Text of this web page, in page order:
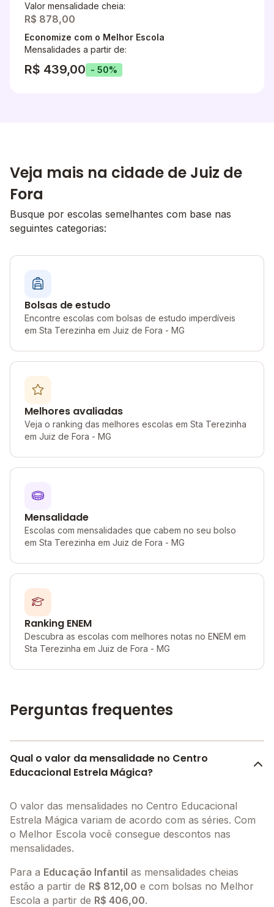
Valor mensalidade cheia:
R$ 878,00
Economize com o Melhor Escola
Mensalidades a partir de:
R$ 439,00 - 50%
Veja mais na cidade de Juiz de
Fora
Busque por escolas semelhantes com base nas
seguintes categorias:
Bolsas de estudo
Encontre escolas com bolsas de estudo imperdíveis
em Sta Terezinha em Juiz de Fora - MG
Melhores avaliadas
Veja o ranking das melhores escolas em Sta Terezinha
em Juiz de Fora - MG
Mensalidade
Escolas com mensalidades que cabem no seu bolso
em Sta Terezinha em Juiz de Fora - MG
Ranking ENEM
Descubra as escolas com melhores notas no ENEM em
Sta Terezinha em Juiz de Fora - MG
Perguntas frequentes
Qual o valor da mensalidade no Centro
Educacional Estrela Mágica?
O valor das mensalidades no Centro Educacional
Estrela Mágica variam de acordo com as séries. Com
o Melhor Escola você consegue descontos nas
mensalidades.
Para a Educação Infantil as mensalidades cheias
estão a partir de R$ 812,00 e com bolsas no Melhor
Escola a partir de R$ 406,00.